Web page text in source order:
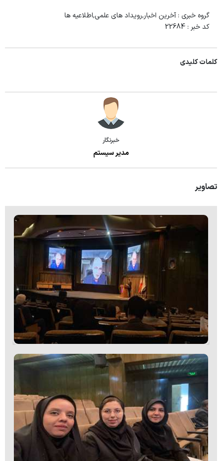
گروه خبری : آخرین اخبار,رویداد های علمی,اطلاعیه ها
کد خبر : 22684
کلمات کلیدی
خبرنگار
مدیر سیستم
تصاویر